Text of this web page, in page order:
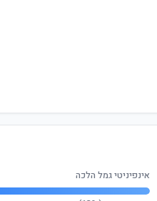
אינפיניטי גמל הלכה